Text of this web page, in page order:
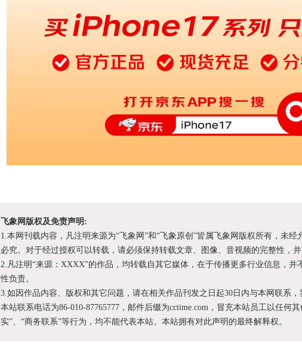
飞象网版权及免责声明:
1.本网刊载内容，凡注明来源为“飞象网”和“飞象原创”皆属飞象网版权所有，未
必究。对于经过授权可以转载，请必须保持转载文章、图像、音视频的完整性，
2.凡注明“来源：XXXX”的作品，均转载自其它媒体，在于传播更多行业信息，并
性负责。
3.如因作品内容、版权和其它问题，请在相关作品刊发之日起30日内与本网联系，
本站联系电话为86-010-87765777，邮件后缀为cctime.com，冒充本站员工以任何
实”、“商务联系”等行为，均不能代表本站。本站拥有对此声明的最终解释权。